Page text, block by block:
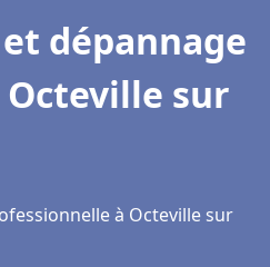
dépannage
sur
à Octeville sur